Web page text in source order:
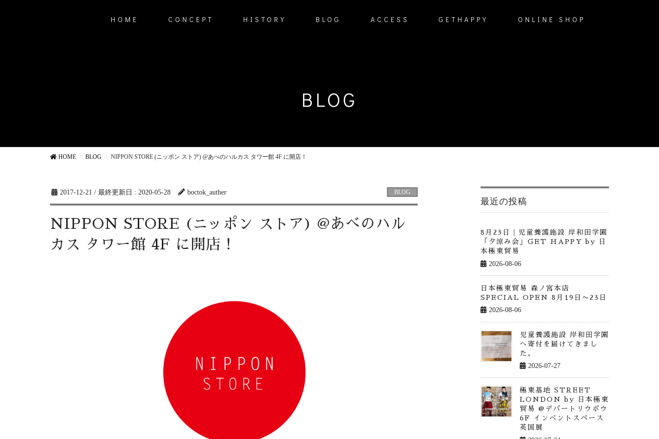
HOME CONCEPT HISTORY BLOG ACCESS GETHAPPY ONLINE SHOP
BLOG
HOME BLOG NIPPON STORE (ニッポン ストア) @あべのハルカス タワー館 4F に開店！
2017-12-21 / 最終更新日 : 2020-05-28 boctok_auther BLOG
NIPPON STORE (ニッポン ストア) @あべのハル
カス タワー館 4F に開店！
最近の投稿
8月23日｜児童養護施設 岸和田学園
「夕涼み会」GET HAPPY by 日
本極東貿易
2026-08-06
日本極東貿易 森ノ宮本店
SPECIAL OPEN 8月19日〜23日
2026-08-06
児童養護施設 岸和田学園
へ寄付を届けてきまし
た。
2026-07-27
極東基地 STREET
LONDON by 日本極東
貿易 @デパートリウボウ
6F インベントスペース
英国展